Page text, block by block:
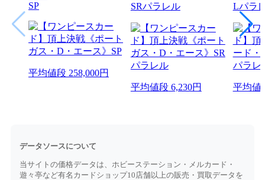
SP
平均値段 258,000円
SRパラレル
平均値段6,230円
Lパラ
平均値
データソースについて
当サイトの価格データは、ホビーステーション・メルカード・
遊々亭など有名カードショップ10店舗以上の販売・買取データを